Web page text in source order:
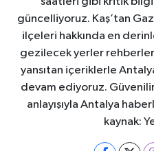
güncelliyoruz. Kaş’tan
ilçeleri hakkında en
gezilecek yerler
yansıtan içeriklerle
devam ediyoruz.
anlayışıyla Antalya
kaynak: